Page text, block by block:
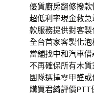
優質廚房翻修撥款
超低利率現金救急
款服務提供對客
全台首家客製化
當舖找中和汽車借
不再確保所有木
團隊選擇零甲醛
購買君綺評價PTT